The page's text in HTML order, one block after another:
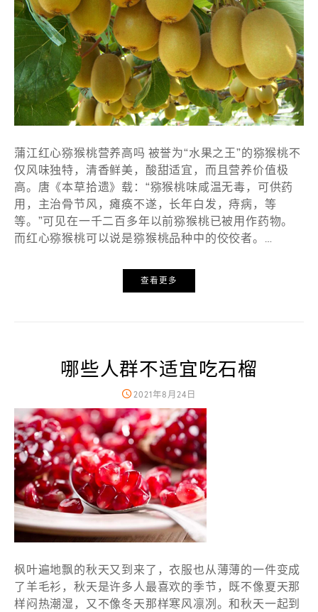
蒲江红心猕猴桃营养高吗 被誉为“水果之王”的猕猴桃不
仅风味独特，清香鲜美，酸甜适宜，而且营养价值极
高。唐《本草拾遗》载：“猕猴桃味咸温无毒，可供药
用，主治骨节风，瘫痪不遂，长年白发，痔病，等
等。”可见在一千二百多年以前猕猴桃已被用作药物。
而红心猕猴桃可以说是猕猴桃品种中的佼佼者。…
查看更多
哪些人群不适宜吃石榴
2021年8月24日
枫叶遍地飘的秋天又到来了，衣服也从薄薄的一件变成
了羊毛衫，秋天是许多人最喜欢的季节，既不像夏天那
样闷热潮湿，又不像冬天那样寒风凛冽。和秋天一起到